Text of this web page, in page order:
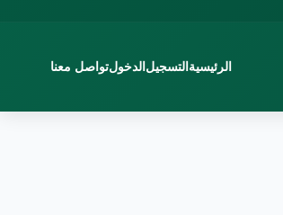
الرئيسية التسجيل الدخولتواصل معنا